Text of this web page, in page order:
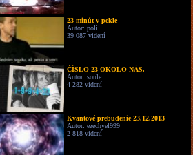
23 minút v pekle
Autor: poli
39 087 videní
ČÍSLO 23 OKOLO NÁS.
Autor: soule
4 282 videní
Kvantové prebudenie 23.12.2013
Autor: ezechyel999
2 818 videní